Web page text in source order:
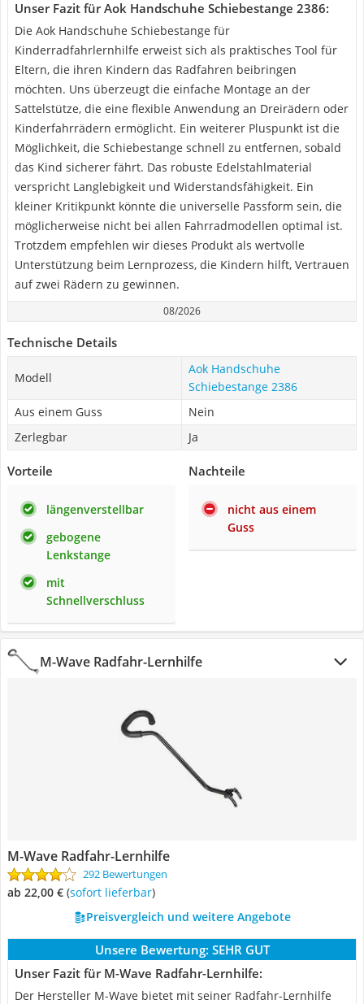
Unser Fazit für Aok Handschuhe Schiebestange 2386:
Die Aok Handschuhe Schiebestange für
Kinderradfahrlernhilfe erweist sich als praktisches Tool für
Eltern, die ihren Kindern das Radfahren beibringen
möchten. Uns überzeugt die einfache Montage an der
Sattelstütze, die eine flexible Anwendung an Dreirädern oder
Kinderfahrrädern ermöglicht. Ein weiterer Pluspunkt ist die
Möglichkeit, die Schiebestange schnell zu entfernen, sobald
das Kind sicherer fährt. Das robuste Edelstahlmaterial
verspricht Langlebigkeit und Widerstandsfähigkeit. Ein
kleiner Kritikpunkt könnte die universelle Passform sein, die
möglicherweise nicht bei allen Fahrradmodellen optimal ist.
Trotzdem empfehlen wir dieses Produkt als wertvolle
Unterstützung beim Lernprozess, die Kindern hilft, Vertrauen
auf zwei Rädern zu gewinnen.
08/2026
Technische Details
Modell
Aok Handschuhe
Schiebestange 2386
Aus einem Guss
Nein
Zerlegbar
Ja
Vorteile
längenverstellbar
gebogene
Lenkstange
mit
Schnellverschluss
Nachteile
nicht aus einem
Guss
M-Wave Radfahr-Lernhilfe
M-Wave Radfahr-Lernhilfe
292 Bewertungen
ab 22,00 € ( Sofort lieferbar)
Preisvergleich und weitere Angebote
Unsere Bewertung: SEHR GUT
Unser Fazit für M-Wave Radfahr-Lernhilfe:
Der Hersteller M-Wave bietet mit seiner Radfahr-Lernhilfe